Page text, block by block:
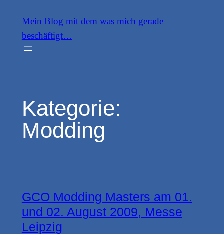
Inhalt
springen
Mein Blog mit dem was mich gerade
beschäftigt…
Kategorie:
Modding
GCO Modding Masters am 01.
und 02. August 2009, Messe
Leipzig